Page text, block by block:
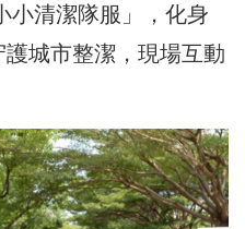
小清潔隊服」，化身
城市整潔，現場互動